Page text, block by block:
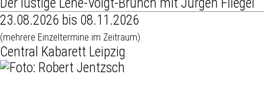
Der lustige Lene-Voigt-Brunch mit Jürgen Fliegel
23.08.2026 bis 08.11.2026
(mehrere Einzeltermine im Zeitraum)
Central Kabarett Leipzig